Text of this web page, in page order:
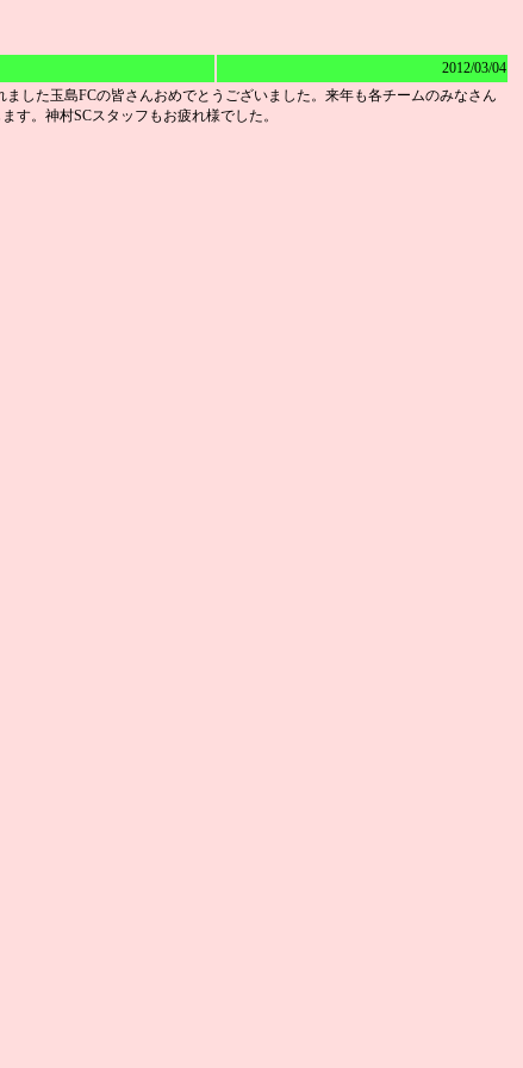
2012/03/04
した玉島FCの皆さんおめでとうございました。来年も各チームのみなさん
す。神村SCスタッフもお疲れ様でした。